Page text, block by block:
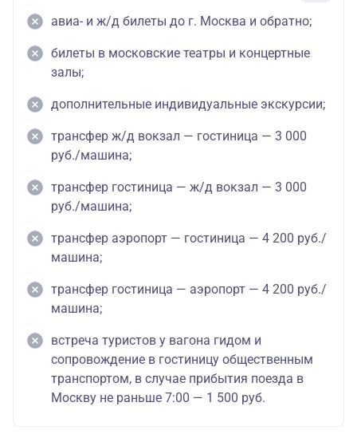
авиа- и ж/д билеты до г. Москва и обратно;
билеты в московские театры и концертные
залы;
дополнительные индивидуальные экскурсии;
трансфер ж/д вокзал — гостиница — 3 000
руб./машина;
трансфер гостиница — ж/д вокзал — 3 000
руб./машина;
трансфер аэропорт — гостиница — 4 200 руб./
машина;
трансфер гостиница — аэропорт — 4 200 руб./
машина;
встреча туристов у вагона гидом и
сопровождение в гостиницу общественным
транспортом, в случае прибытия поезда в
Москву не раньше 7:00 — 1 500 руб.